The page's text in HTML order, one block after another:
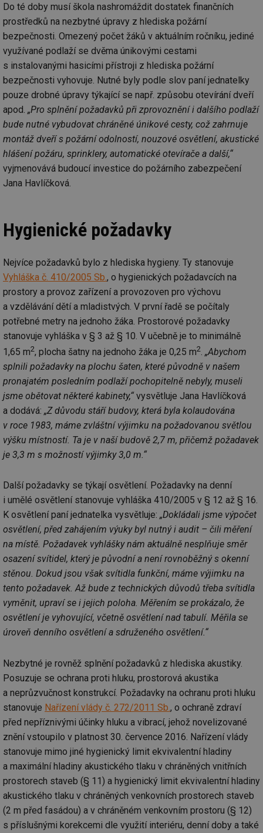
Do té doby musí škola nashromáždit dostatek finančních
prostředků na nezbytné úpravy z hlediska požární
bezpečnosti. Omezený počet žáků v aktuálním ročníku, jediné
využívané podlaží se dvěma únikovými cestami
s instalovanými hasicími přístroji z hlediska požární
bezpečnosti vyhovuje. Nutné byly podle slov paní jednatelky
pouze drobné úpravy týkající se např. způsobu otevírání dveří
apod. „Pro splnění požadavků při zprovoznění i dalšího podlaží
bude nutné vybudovat chráněné únikové cesty, což zahrnuje
montáž dveří s požární odolností, nouzové osvětlení, akustické
hlášení požáru, sprinklery, automatické otevírače a další,“
vyjmenovává budoucí investice do požárního zabezpečení
Jana Havlíčková.
Hygienické požadavky
Nejvíce požadavků bylo z hlediska hygieny. Ty stanovuje
Vyhláška č. 410/2005 Sb., o hygienických požadavcích na
prostory a provoz zařízení a provozoven pro výchovu
a vzdělávání dětí a mladistvých. V první řadě se počítaly
potřebné metry na jednoho žáka. Prostorové požadavky
stanovuje vyhláška v § 3 až § 10. V učebně je to minimálně
1,65 m2, plocha šatny na jednoho žáka je 0,25 m2. „Abychom
splnili požadavky na plochu šaten, které původně v našem
pronajatém posledním podlaží pochopitelně nebyly, museli
jsme obětovat některé kabinety,“ vysvětluje Jana Havlíčková
a dodává: „Z důvodu stáří budovy, která byla kolaudována
v roce 1983, máme zvláštní výjimku na požadovanou světlou
výšku místností. Ta je v naší budově 2,7 m, přičemž požadavek
je 3,3 m s možností výjimky 3,0 m.“
Další požadavky se týkají osvětlení. Požadavky na denní
i umělé osvětlení stanovuje vyhláška 410/2005 v § 12 až § 16.
K osvětlení paní jednatelka vysvětluje: „Dokládali jsme výpočet
osvětlení, před zahájením výuky byl nutný i audit – čili měření
na místě. Požadavek vyhlášky nám aktuálně nesplňuje směr
osazení svítidel, který je původní a není rovnoběžný s okenní
stěnou. Dokud jsou však svítidla funkční, máme výjimku na
tento požadavek. Až bude z technických důvodů třeba svítidla
vyměnit, upraví se i jejich poloha. Měřením se prokázalo, že
osvětlení je vyhovující, včetně osvětlení nad tabulí. Měřila se
úroveň denního osvětlení a sdruženého osvětlení.“
Nezbytné je rovněž splnění požadavků z hlediska akustiky.
Posuzuje se ochrana proti hluku, prostorová akustika
a neprůzvučnost konstrukcí. Požadavky na ochranu proti hluku
stanovuje Nařízení vlády č. 272/2011 Sb. , o ochraně zdraví
před nepříznivými účinky hluku a vibrací, jehož novelizované
znění vstoupilo v platnost 30. července 2016. Nařízení vlády
stanovuje mimo jiné hygienický limit ekvivalentní hladiny
a maximální hladiny akustického tlaku v chráněných vnitřních
prostorech staveb (§ 11) a hygienický limit ekvivalentní hladiny
akustického tlaku v chráněných venkovních prostorech staveb
(2 m před fasádou) a v chráněném venkovním prostoru (§ 12)
s příslušnými korekcemi dle využití interiéru, denní doby a také